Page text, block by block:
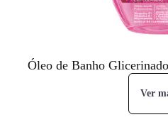
Óleo de Banho
Ver